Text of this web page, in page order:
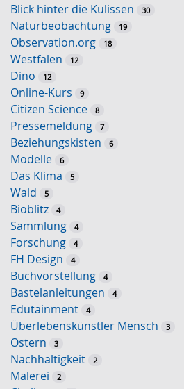
Blick hinter die Kulissen 30
Naturbeobachtung 19
Observation.org 18
Westfalen 12
Dino 12
Online-Kurs 9
Citizen Science 8
Pressemeldung 7
Beziehungskisten 6
Modelle 6
Das Klima 5
Wald 5
Bioblitz 4
Sammlung 4
Forschung 4
FH Design 4
Buchvorstellung 4
Bastelanleitungen 4
Edutainment 4
Überlebenskünstler Mensch 3
Ostern 3
Nachhaltigkeit 2
Malerei 2